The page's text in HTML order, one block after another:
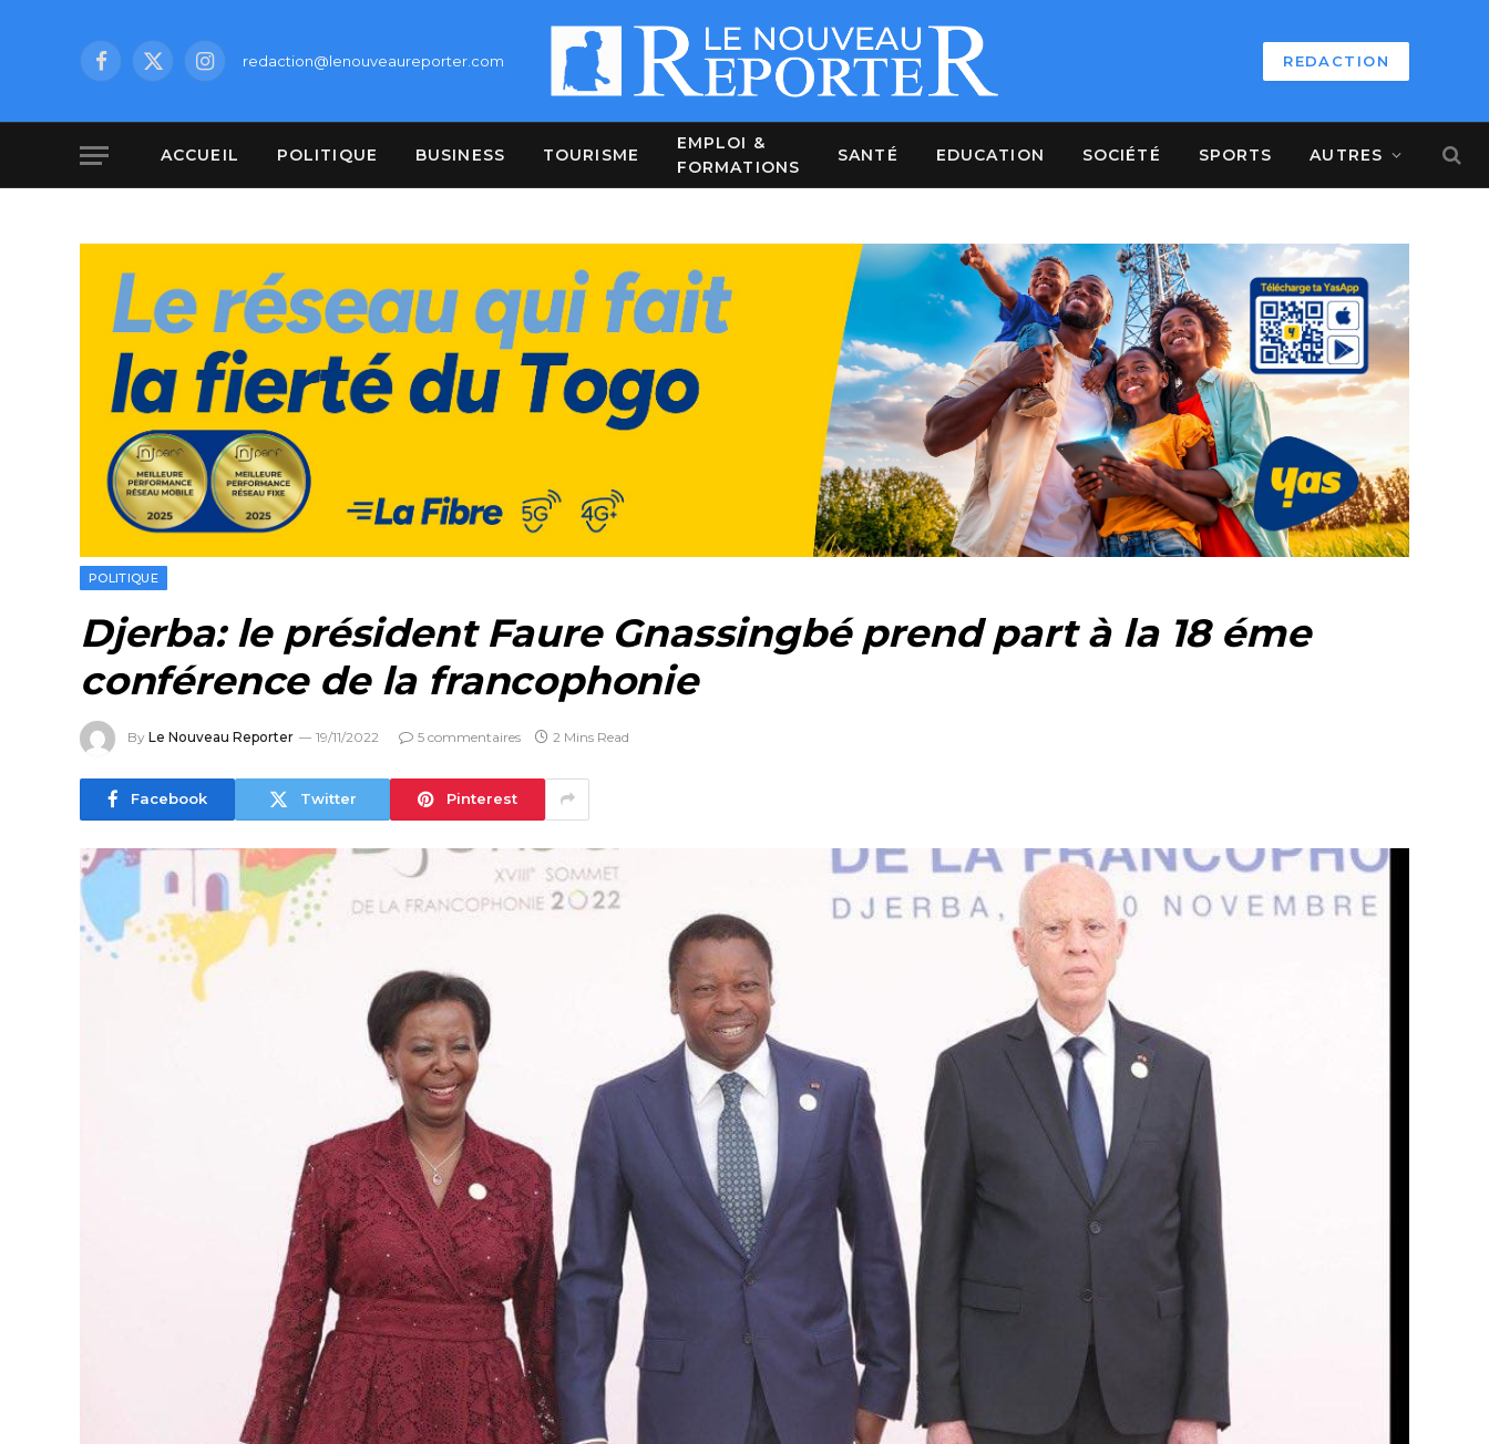
Facebook
X
Instagramredaction@lenouveaureporter.com REDACTION
ACCUEIL POLITIQUE BUSINESS TOURISME
EMPLOI &
FORMATIONS
SANTÉ EDUCATION SOCIÉTÉ SPORTS AUTRES
POLITIQUE
Djerba: le président Faure Gnassingbé prend part à la 18 éme
conférence de la francophonie
By Le Nouveau Reporter 19/11/2022 5 commentaires 2 Mins Read
Facebook Twitter Pinterest